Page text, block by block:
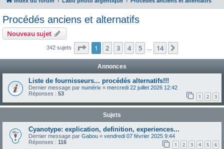
Procédés anciens et alternatifs
Nouveau sujet
342 sujets Page 1sur14
1 2 3 4 5 14
Annonces
Liste de fournisseurs... procédés alternatifs!!!
Dernier message par numérix « mercredi 22 juillet 2026 12:42
Réponses : 53 1 2 3
Sujets
Cyanotype: explication, definition, experiences...
Dernier message par Gabou « vendredi 07 février 2025 9:44
Réponses : 116 1 2 3 4 5 6